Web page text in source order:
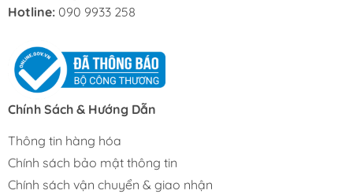
Hotline: 090 9933 258
Chính Sách & Hướng Dẫn
Thông tin hàng hóa
Chính sách bảo mật thông tin
Chính sách vận chuyển & giao nhận